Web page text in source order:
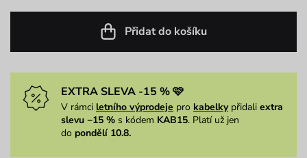
Přidat do košíku
EXTRA SLEVA -15 % 🩷
V rámci letního výprodeje pro kabelkypřidali extra
slevu −15 % s kódem KAB15. Platí už jen
do pondělí 10.8.